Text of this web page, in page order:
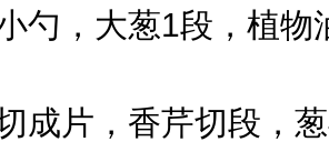
勺，大葱1段，植物
成片，香芹切段，